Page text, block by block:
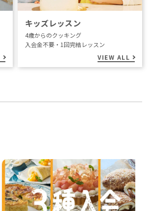
キッズレッスン
4歳からのクッキング
入会金不要・1回完結レッスン
VIEW ALL